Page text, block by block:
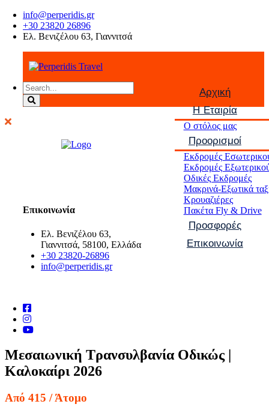
info@perperidis.gr
+30 23820 26896
Ελ. Βενιζέλου 63, Γιαννιτσά
Αρχική
Η Εταιρία
Ο στόλος μας
Προορισμοί
Εκδρομές
Εκδρομές
Οδικές Εκδρομές
Μακρινά-Εξωτικά
Κρουαζιέρες
Πακέτα Fly & Drive
Προσφορές
Επικοινωνία
Επικοινωνία
Ελ. Βενιζέλου 63,
Γιαννιτσά, 58100, Ελλάδα
+30 23820-26896
info@perperidis.gr
Μεσαιωνική Τρανσυλβανία Οδικώς |
Καλοκαίρι 2026
Από 415 / Άτομο